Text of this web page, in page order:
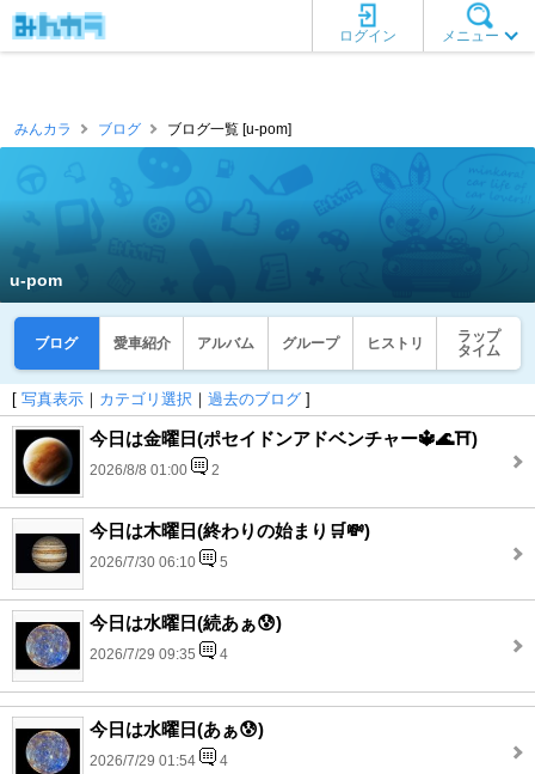
メニュー
ログイン
みんカラ ブログ ブログ一覧 [u-pom]
u-pom
ブログ 愛車紹介 アルバム グループ ヒストリ
ラップ
タイム
[ 写真表示 ｜ カテゴリ選択 ｜ 過去のブログ ]
今日は金曜日(ポセイドンアドベンチャー🔱🌊⛩️)
2026/8/8 01:00 2
今日は木曜日(終わりの始まり🛒💸)
2026/7/30 06:10 5
今日は水曜日(続あぁ😰)
2026/7/29 09:35 4
今日は水曜日(あぁ😰)
2026/7/29 01:54 4